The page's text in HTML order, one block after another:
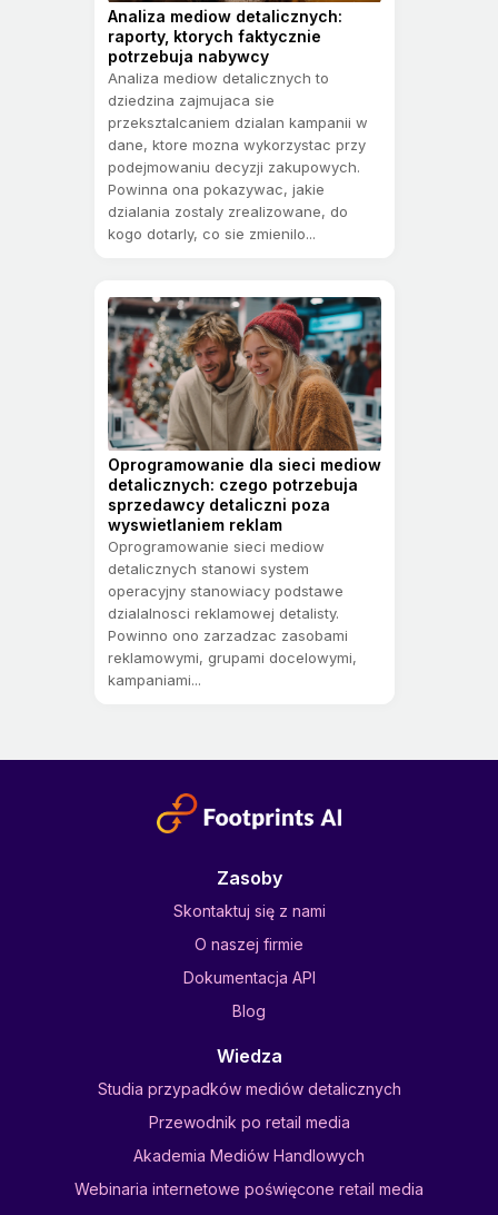
Analiza mediow detalicznych:
raporty, ktorych faktycznie
potrzebuja nabywcy
Analiza mediow detalicznych to
dziedzina zajmujaca sie
przeksztalcaniem dzialan kampanii w
dane, ktore mozna wykorzystac przy
podejmowaniu decyzji zakupowych.
Powinna ona pokazywac, jakie
dzialania zostaly zrealizowane, do
kogo dotarly, co sie zmienilo...
Oprogramowanie dla sieci mediow
detalicznych: czego potrzebuja
sprzedawcy detaliczni poza
wyswietlaniem reklam
Oprogramowanie sieci mediow
detalicznych stanowi system
operacyjny stanowiacy podstawe
dzialalnosci reklamowej detalisty.
Powinno ono zarzadzac zasobami
reklamowymi, grupami docelowymi,
kampaniami...
Zasoby
Skontaktuj się z nami
O naszej firmie
Dokumentacja API
Blog
Wiedza
Studia przypadków mediów detalicznych
Przewodnik po retail media
Akademia Mediów Handlowych
Webinaria internetowe poświęcone retail media